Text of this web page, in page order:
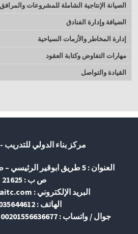
الصيانة الإنتاجية الشاملة للمشروعات والمرافق
الضيافة وإدارة الفنادق
إدارة المخاطر والأزمات السياحية
مهارات التفاوض وكتابة العقود
القيادة والتواصل
مركز بناء الدولي للتدريب - BenaaITC
العنوان : 5 طريق ابوقير الرئيسي – طوسون – الاسكندرية
ص ب : 21625
البريد الإلكتروني : info@benaaitc.com
الهاتف : 002035644612
جوال / واتساب : 00201556636677 - 00201552417309